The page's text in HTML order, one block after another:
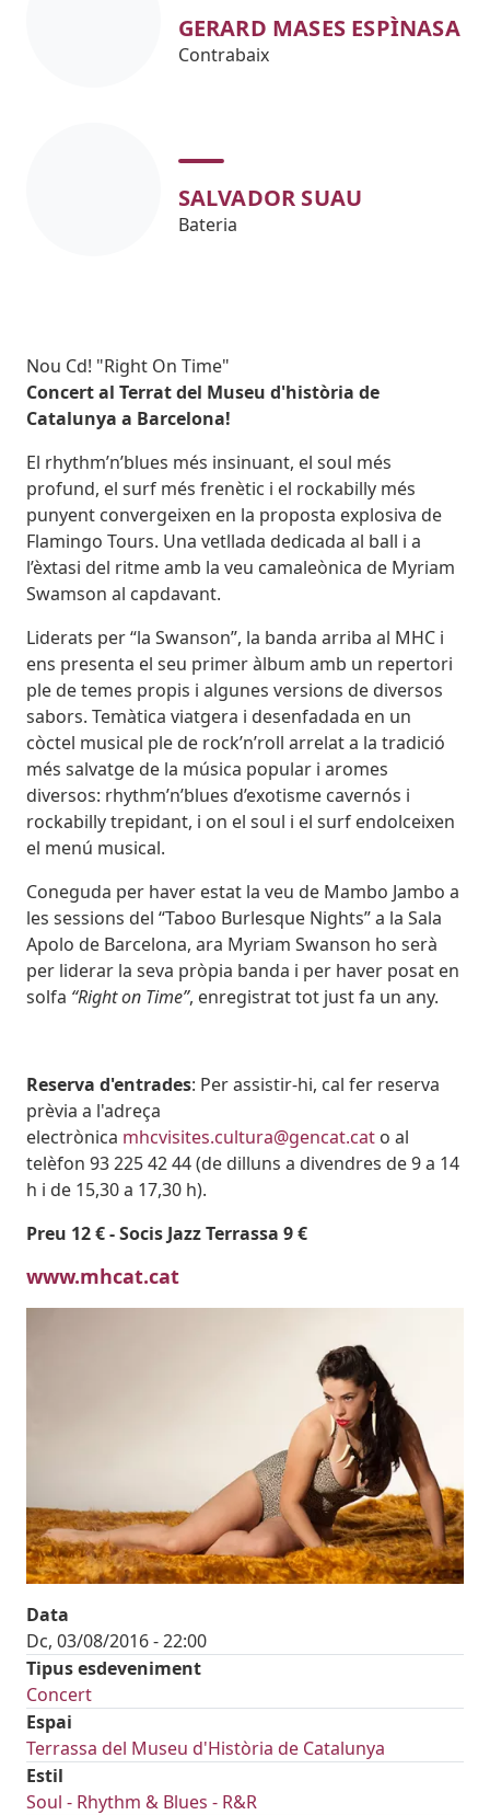
GERARD MASES ESPÌNASA
Contrabaix
SALVADOR SUAU
Bateria
Subtitol
Nou Cd! "Right On Time"
Body
Concert al Terrat del Museu d'història de
Catalunya a Barcelona!
El rhythm’n’blues més insinuant, el soul més
profund, el surf més frenètic i el rockabilly més
punyent convergeixen en la proposta explosiva de
Flamingo Tours. Una vetllada dedicada al ball i a
l’èxtasi del ritme amb la veu camaleònica de Myriam
Swamson al capdavant.
Liderats per “la Swanson”, la banda arriba al MHC i
ens presenta el seu primer àlbum amb un repertori
ple de temes propis i algunes versions de diversos
sabors. Temàtica viatgera i desenfadada en un
còctel musical ple de rock’n’roll arrelat a la tradició
més salvatge de la música popular i aromes
diversos: rhythm’n’blues d’exotisme cavernós i
rockabilly trepidant, i on el soul i el surf endolceixen
el menú musical.
Coneguda per haver estat la veu de Mambo Jambo a
les sessions del “Taboo Burlesque Nights” a la Sala
Apolo de Barcelona, ara Myriam Swanson ho serà
per liderar la seva pròpia banda i per haver posat en
solfa “Right on Time”, enregistrat tot just fa un any.
Reserva d'entrades: Per assistir-hi, cal fer reserva
prèvia a l'adreça
electrònica mhcvisites.cultura@gencat.cat o al
telèfon 93 225 42 44 (de dilluns a divendres de 9 a 14
h i de 15,30 a 17,30 h).
Preu 12 € - Socis Jazz Terrassa 9 €
www.mhcat.cat
Data
Dc, 03/08/2016 - 22:00
Tipus esdeveniment
Concert
Espai
Terrassa del Museu d'Història de Catalunya
Estil
Soul - Rhythm & Blues - R&R